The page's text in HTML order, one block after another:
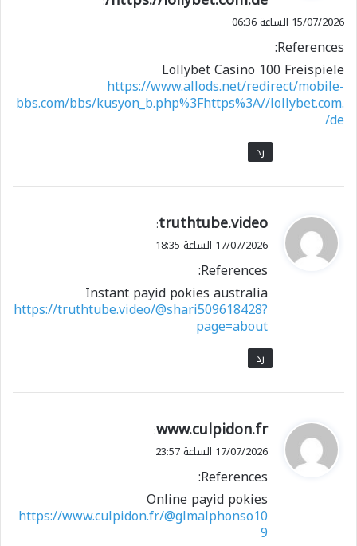
15/07/2026 الساعة 06:36
References:
Lollybet Casino 100 Freispiele
https://www.allods.net/redirect/mobile-
bbs.com/bbs/kusyon_b.php%3Fhttps%3A//lollybet.com.
de/
رد
ي
ق
ل
truthtube.video
:
17/07/2026 الساعة 18:35
References:
Instant payid pokies australia
https://truthtube.video/@shari509618428?
page=about
رد
ي
ق
ل
www.culpidon.fr
:
17/07/2026 الساعة 23:57
References:
Online payid pokies
https://www.culpidon.fr/@glmalphonso10
9